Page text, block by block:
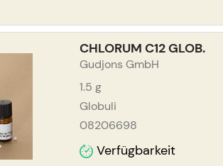
CHLORUM C12 GLOB.
Gudjons GmbH
1.5 g
Globuli
08206698
Verfügbarkeit